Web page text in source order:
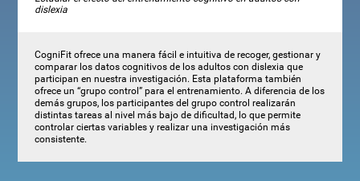
dislexia
CogniFit ofrece una manera fácil e intuitiva de recoger, gestionar y
comparar los datos cognitivos de los adultos con dislexia que
participan en nuestra investigación. Esta plataforma también
ofrece un “grupo control” para el entrenamiento. A diferencia de los
demás grupos, los participantes del grupo control realizarán
distintas tareas al nivel más bajo de dificultad, lo que permite
controlar ciertas variables y realizar una investigación más
consistente.